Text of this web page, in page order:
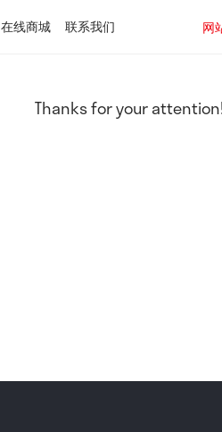
在线商城 联系我们
网
Thanks for your attention!